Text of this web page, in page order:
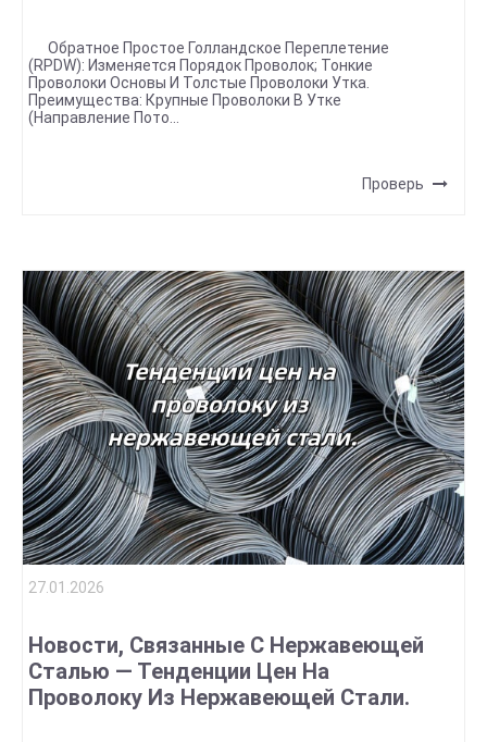
(RPDW): Изменяется Порядок Проволок; Тонкие
Проволоки Основы И Толстые Проволоки Утка.
Преимущества: Крупные Проволоки В Утке
(направление Пото...
Проверь
27.01.2026
Новости, Связанные С Нержавеющей
Сталью — Тенденции Цен На
Проволоку Из Нержавеющей Стали.